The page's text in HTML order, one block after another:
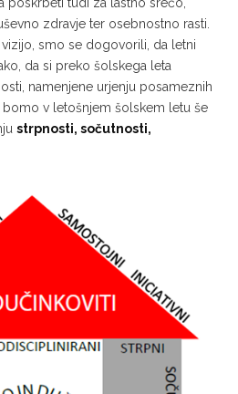
zdravje ter osebnostno rasti.
smo se dogovorili, da letni
da si preko šolskega leta
namenjene urjenju posameznih
v letošnjem šolskem letu še
strpnosti, sočutnosti,